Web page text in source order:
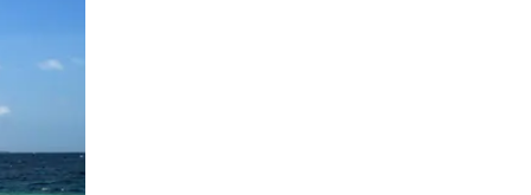
desliza el dedo.